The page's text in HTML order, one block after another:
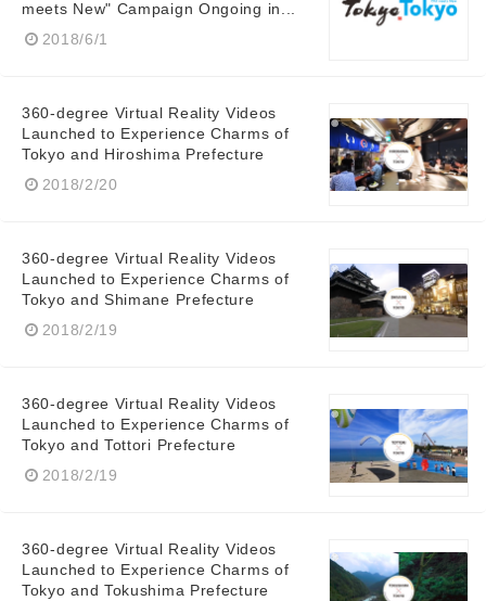
meets New" Campaign Ongoing in...
2018/6/1
360-degree Virtual Reality Videos
Launched to Experience Charms of
Tokyo and Hiroshima Prefecture
2018/2/20
360-degree Virtual Reality Videos
Launched to Experience Charms of
Tokyo and Shimane Prefecture
2018/2/19
360-degree Virtual Reality Videos
Launched to Experience Charms of
Tokyo and Tottori Prefecture
2018/2/19
360-degree Virtual Reality Videos
Launched to Experience Charms of
Tokyo and Tokushima Prefecture